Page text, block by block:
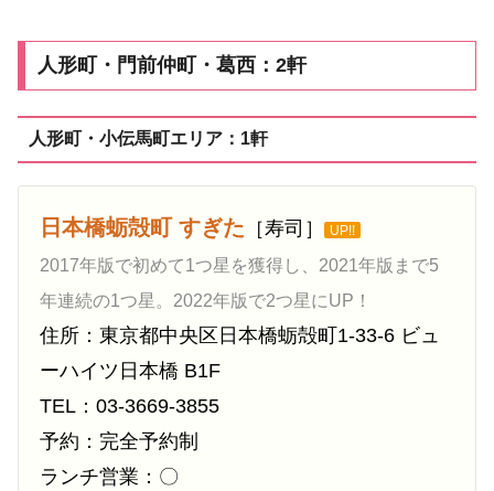
人形町・門前仲町・葛西：2軒
人形町・小伝馬町エリア：1軒
日本橋蛎殻町 すぎた ［寿司］ UP!!
2017年版で初めて1つ星を獲得し、2021年版まで5
年連続の1つ星。2022年版で2つ星にUP！
住所：東京都中央区日本橋蛎殻町1-33-6 ビュ
ーハイツ日本橋 B1F
TEL：03-3669-3855
予約：完全予約制
ランチ営業：〇